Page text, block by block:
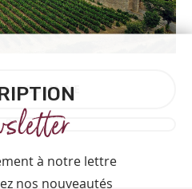
LE DOMAINE
à notre lettre
nos nouveautés